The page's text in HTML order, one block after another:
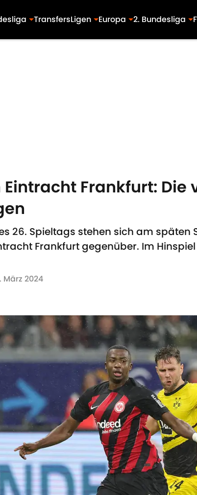
TransfersLigen Europa 2. Bundesliga
Eintracht Frankfurt:
26. Spieltags stehen sich am
Frankfurt gegenüber. Im
März 2024